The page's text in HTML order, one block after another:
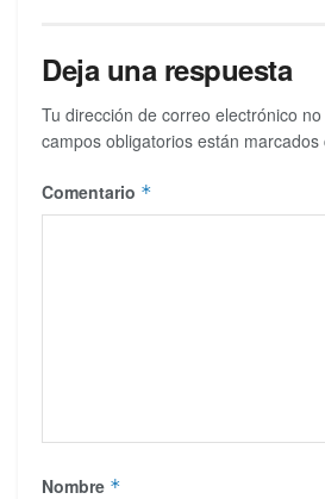
Deja una respuesta
Tu dirección de correo electrónico
campos obligatorios están marcados
Comentario *
Nombre *